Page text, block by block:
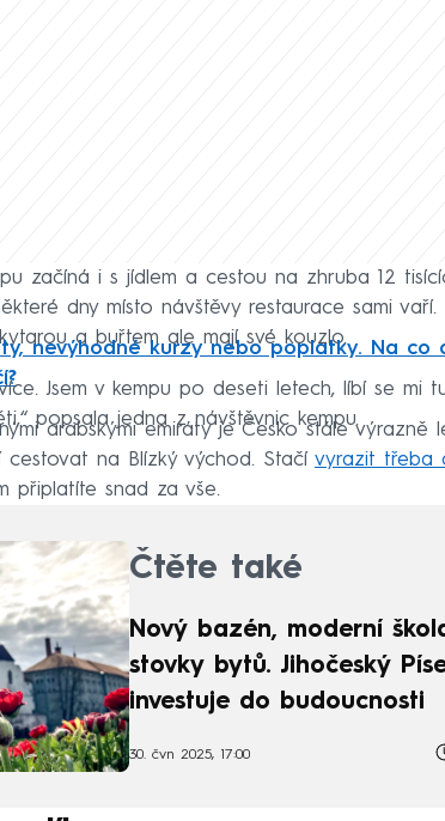
začíná i s jídlem a cestou na zhruba 12
dny místo návštěvy restaurace sami vaří.
a buřtem ale mají své kouzlo.
nevýhodné kurzy nebo poplatky. Na co
Jsem v kempu po deseti letech, líbí se mi
popsala jedna z návštěvnic kempu.
arabskými emiráty je Česko stále výrazně
cestovat na Blízký východ. Stačí vyrazit třeba
připlatíte snad za vše.
Čtěte také
Nový bazén, moderní
stovky bytů. Jihočeský
investuje do budoucnosti
30. čvn 2025, 17:00